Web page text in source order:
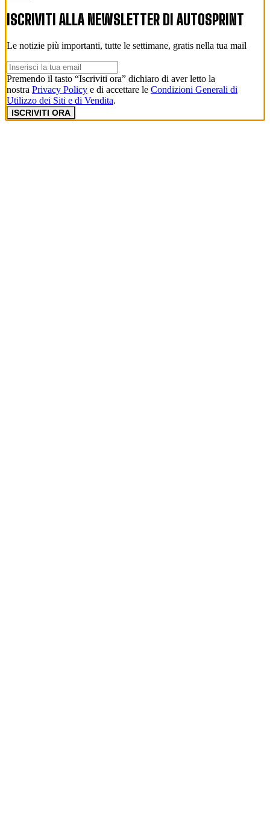
ISCRIVITI ALLA NEWSLETTER DI AUTOSPRINT
Le notizie più importanti, tutte le settimane, gratis nella tua mail
Premendo il tasto “Iscriviti ora” dichiaro di aver letto la
nostra Privacy Policy e di accettare le Condizioni Generali di
Utilizzo dei Siti e di Vendita.
ISCRIVITI ORA